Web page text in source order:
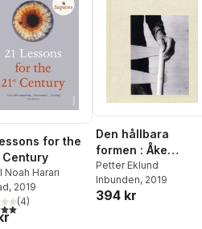
for the
Century
Noah Harari
, 2019
5 stjärnor. Totalt antal röster:
(4)
Den hållbara
formen : Åke
Axelsson
Petter Eklund
Inbunden, 2019
394 kr